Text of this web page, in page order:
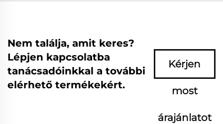
Nem találja, amit keres?
Lépjen kapcsolatba
tanácsadóinkkal a további
elérhető termékekért.
Kérjen
most
árajánlatot